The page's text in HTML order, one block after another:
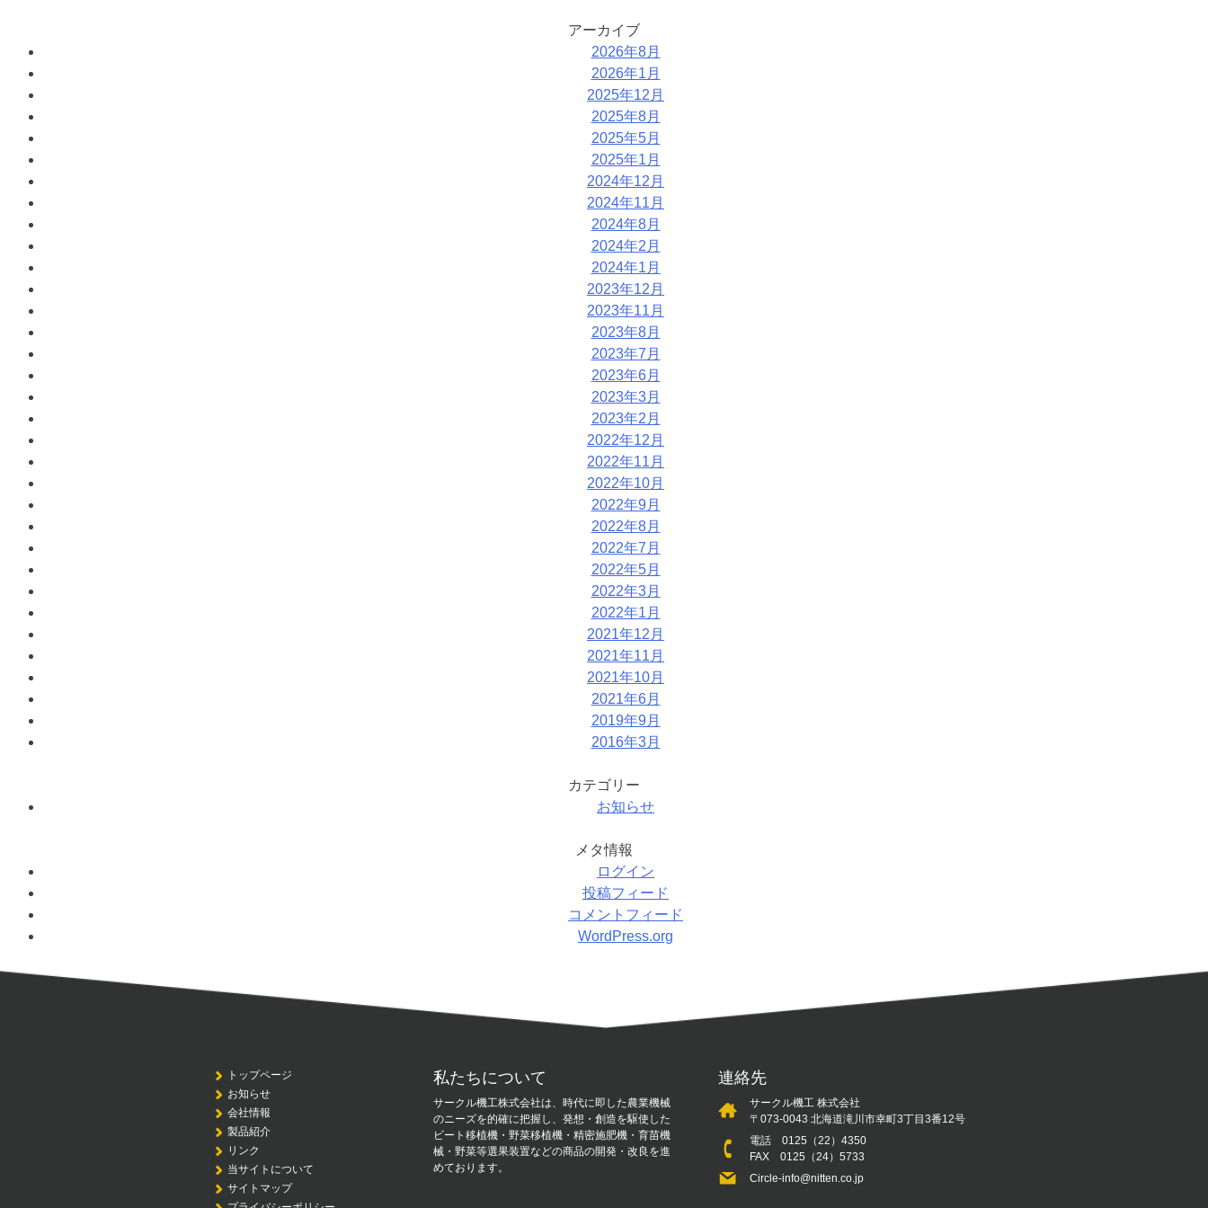
アーカイブ
2026年8月
2026年1月
2025年12月
2025年8月
2025年5月
2025年1月
2024年12月
2024年11月
2024年8月
2024年2月
2024年1月
2023年12月
2023年11月
2023年8月
2023年7月
2023年6月
2023年3月
2023年2月
2022年12月
2022年11月
2022年10月
2022年9月
2022年8月
2022年7月
2022年5月
2022年3月
2022年1月
2021年12月
2021年11月
2021年10月
2021年6月
2019年9月
2016年3月
カテゴリー
お知らせ
メタ情報
ログイン
投稿フィード
コメントフィード
WordPress.org
私たちについて
サークル機工株式会社は、時代に即した農業機械
のニーズを的確に把握し、発想・創造を駆使した
ビート移植機・野菜移植機・精密施肥機・育苗機
械・野菜等選果装置などの商品の開発・改良を進
めております。
連絡先
サークル機工 株式会社
〒073-0043 北海道滝川市幸町3丁目3番12号
電話0125（22）4350
FAX 0125（24）5733
Circle-info@nitten.co.jp
トップページ
お知らせ
会社情報
製品紹介
リンク
当サイトについて
サイトマップ